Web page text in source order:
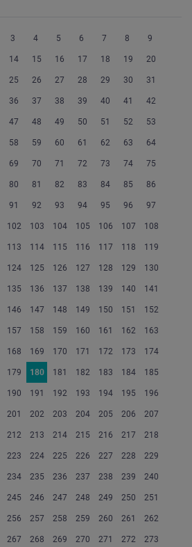
3 4 5 6 7 8 9
14 15 16 17 18 19 20
25 26 27 28 29 30 31
36 37 38 39 40 41 42
47 48 49 50 51 52 53
58 59 60 61 62 63 64
69 70 71 72 73 74 75
80 81 82 83 84 85 86
91 92 93 94 95 96 97
102 103 104 105 106 107 108
113 114 115 116 117 118 119
124 125 126 127 128 129 130
135 136 137 138 139 140 141
146 147 148 149 150 151 152
157 158 159 160 161 162 163
168 169 170 171 172 173 174
179 180 181 182 183 184 185
190 191 192 193 194 195 196
201 202 203 204 205 206 207
212 213 214 215 216 217 218
223 224 225 226 227 228 229
234 235 236 237 238 239 240
245 246 247 248 249 250 251
256 257 258 259 260 261 262
267 268 269 270 271 272 273